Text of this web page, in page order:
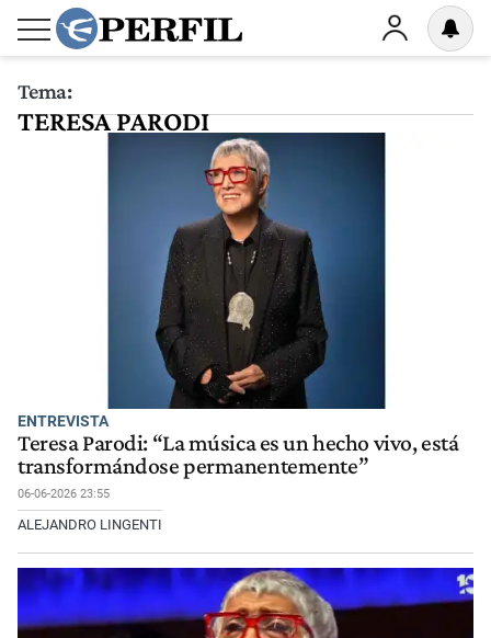
Tema:
TERESA PARODI
ENTREVISTA
Teresa Parodi: “La música es un hecho vivo, está
transformándose permanentemente”
06-06-2026 23:55
ALEJANDRO LINGENTI